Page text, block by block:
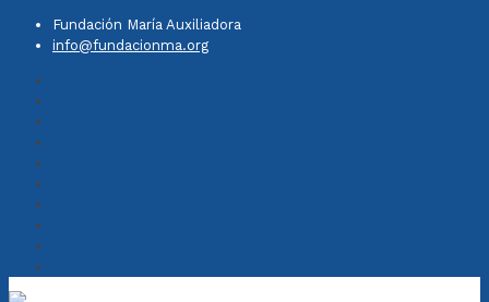
Fundación María Auxiliadora
info@fundacionma.org